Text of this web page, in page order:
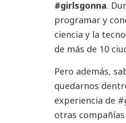
#girlsgonna.
programar y
ciencia y la
de más de 10
Pero además,
quedarnos
experiencia de
otras